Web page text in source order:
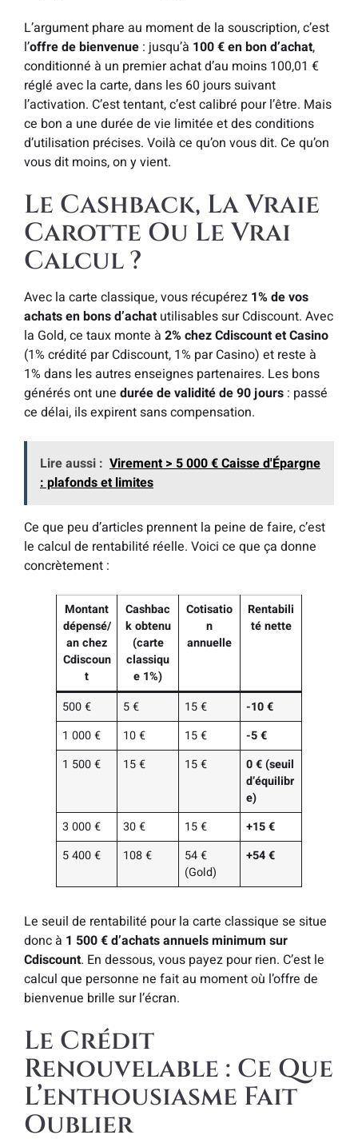
L’argument phare au moment de la souscription, c’est
l’offre de bienvenue : jusqu’à 100 € en bon d’achat,
conditionné à un premier achat d’au moins 100,01 €
réglé avec la carte, dans les 60 jours suivant
l’activation. C’est tentant, c’est calibré pour l’être. Mais
ce bon a une durée de vie limitée et des conditions
d’utilisation précises. Voilà ce qu’on vous dit. Ce qu’on
vous dit moins, on y vient.
Le Cashback, La Vraie
Carotte Ou Le Vrai
Calcul ?
Avec la carte classique, vous récupérez 1% de vos
achats en bons d’achatutilisables sur Cdiscount. Avec
la Gold, ce taux monte à 2% chez Cdiscount et Casino
(1% crédité par Cdiscount, 1% par Casino) et reste à
1% dans les autres enseignes partenaires. Les bons
générés ont une durée de validité de 90 jours : passé
ce délai, ils expirent sans compensation.
Lire aussi : Virement > 5 000 € Caisse d'Épargne
: plafonds et limites
Ce que peu d’articles prennent la peine de faire, c’est
le calcul de rentabilité réelle. Voici ce que ça donne
concrètement :
Montant
dépensé/
an chez
Cdiscoun
t
Cashbac
k obtenu
(carte
classiqu
e 1%)
Cotisatio
n
annuelle
Rentabili
té nette
500 € 5 € 15 €
-10 €
1 000 €
10 € 15 €
-5 €
1 500 €
15 € 15 €
0 € (seuil
d’équilibr
e)
3 000 €
30 € 15 €
+15 €
5 400 €
108 €
54 €
(Gold)
+54 €
Le seuil de rentabilité pour la carte classique se situe
donc à 1 500 € d’achats annuels minimum sur
Cdiscount. En dessous, vous payez pour rien. C’est le
calcul que personne ne fait au moment où l’offre de
bienvenue brille sur l’écran.
Le Crédit
Renouvelable : Ce Que
L’enthousiasme Fait
Oublier